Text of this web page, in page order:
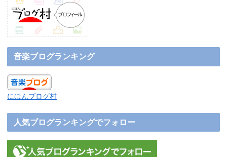
音楽ブログランキング
にほんブログ村
人気ブログランキングでフォロー